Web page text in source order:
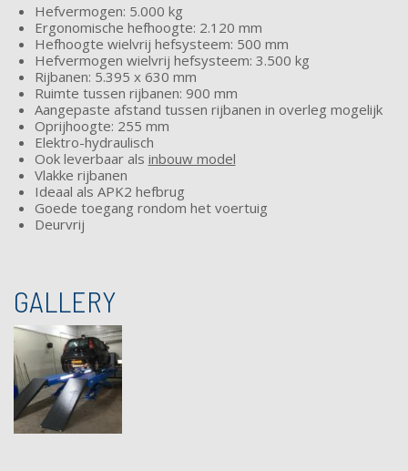
Hefvermogen: 5.000 kg
Ergonomische hefhoogte: 2.120 mm
Hefhoogte wielvrij hefsysteem: 500 mm
Hefvermogen wielvrij hefsysteem: 3.500 kg
Rijbanen: 5.395 x 630 mm
Ruimte tussen rijbanen: 900 mm
Aangepaste afstand tussen rijbanen in overleg mogelijk
Oprijhoogte: 255 mm
Elektro-hydraulisch
Ook leverbaar als inbouw model
Vlakke rijbanen
Ideaal als APK2 hefbrug
Goede toegang rondom het voertuig
Deurvrij
GALLERY